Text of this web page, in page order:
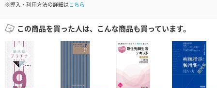
※導入・利用方法の詳細はこちら
この商品を買った人は、こんな商品も買っています。